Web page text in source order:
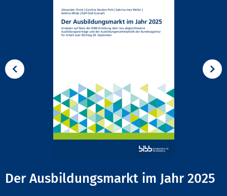
Der Ausbildungsmarkt im Jahr 2025